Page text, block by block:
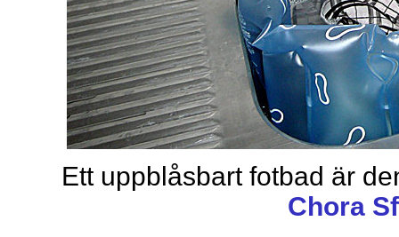
Ett uppblåsbart fotbad är
Chora